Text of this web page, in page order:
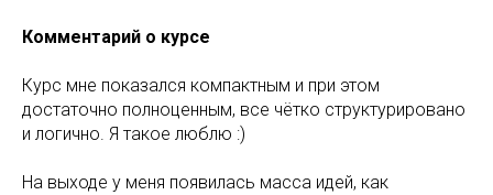
Комментарий о курсе
Курс мне показался компактным и при этом
достаточно полноценным, все чётко структурировано
и логично. Я такое люблю :)
На выходе у меня появилась масса идей, как